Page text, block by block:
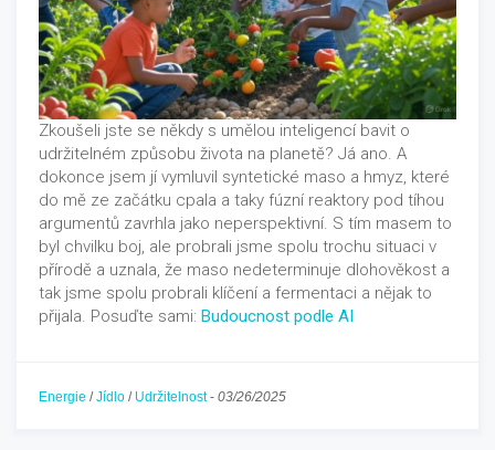
Zkoušeli jste se někdy s umělou inteligencí bavit o
udržitelném způsobu života na planetě? Já ano. A
dokonce jsem jí vymluvil syntetické maso a hmyz, které
do mě ze začátku cpala a taky fúzní reaktory pod tíhou
argumentů zavrhla jako neperspektivní. S tím masem to
byl chvilku boj, ale probrali jsme spolu trochu situaci v
přírodě a uznala, že maso nedeterminuje dlohověkost a
tak jsme spolu probrali klíčení a fermentaci a nějak to
přijala. Posuďte sami: Budoucnost podle AI
Energie /Jídlo / Udržitelnost- 03/26/2025